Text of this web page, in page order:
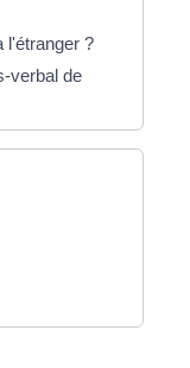
l'étranger ?
verbal de